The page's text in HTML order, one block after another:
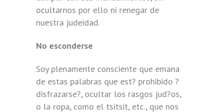
ocultarnos por ello ni renegar de
nuestra judeidad.
No esconderse
Soy plenamente consciente que emana
de estas palabras que est? prohibido ?
disfrazarse?, ocultar los rasgos jud?os,
o la ropa, como el tsitsit, etc., que nos